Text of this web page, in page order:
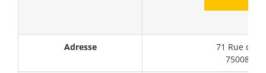
Adresse
71 Rue de
75008